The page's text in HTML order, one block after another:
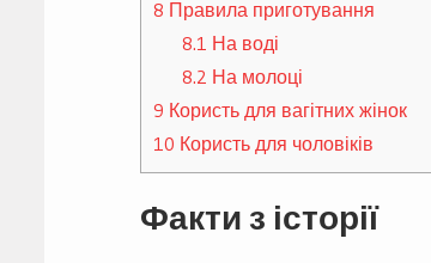
8 Правила приготування
8.1 На воді
8.2 На молоці
9 Користь для вагітних жінок
10 Користь для чоловіків
Факти з історії